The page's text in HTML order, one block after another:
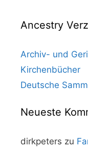
Ancestry
Archiv- und
Kirchenbücher
Deutsche
Neueste
dirkpeters zu